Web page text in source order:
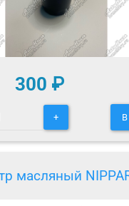
300 ₽
+
масляный